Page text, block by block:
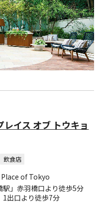
イス オブ トウキョ
飲食店
of Tokyo
駅」赤羽橋口より徒歩5分
1出口より徒歩7分